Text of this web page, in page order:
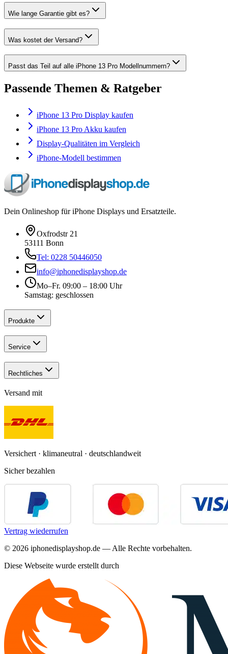
Wie lange Garantie gibt es?
Was kostet der Versand?
Passt das Teil auf alle iPhone 13 Pro Modellnummern?
Passende Themen & Ratgeber
iPhone 13 Pro Display kaufen
iPhone 13 Pro Akku kaufen
Display-Qualitäten im Vergleich
iPhone-Modell bestimmen
Dein Onlineshop für iPhone Displays und Ersatzteile.
Oxfrodstr 21
53111 Bonn
Tel: 0228 50446050
info@iphonedisplayshop.de
Mo–Fr. 09:00 – 18:00 Uhr
Samstag: geschlossen
Produkte
Service
Rechtliches
Versand mit
Versichert · klimaneutral · deutschlandweit
Sicher bezahlen
Vertrag wiederrufen
© 2026 iphonedisplayshop.de — Alle Rechte vorbehalten.
Diese Webseite wurde erstellt durch